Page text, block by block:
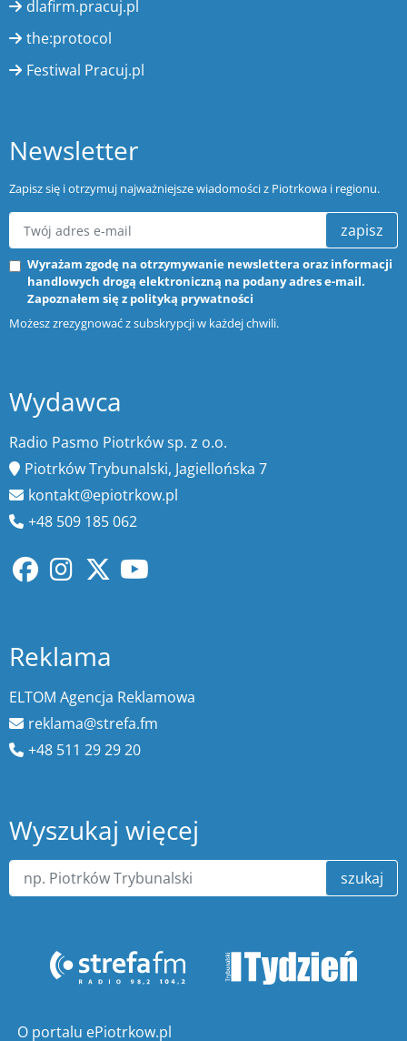
dlafirm.pracuj.pl
the:protocol
Festiwal Pracuj.pl
Newsletter
Zapisz się i otrzymuj najważniejsze wiadomości z Piotrkowa i regionu.
zapisz
Wyrażam zgodę na otrzymywanie newslettera oraz informacji
handlowych drogą elektroniczną na podany adres e-mail.
Zapoznałem się z polityką prywatności
Możesz zrezygnować z subskrypcji w każdej chwili.
Wydawca
Radio Pasmo Piotrków sp. z o.o.
Piotrków Trybunalski, Jagiellońska 7
kontakt@epiotrkow.pl
+48 509 185 062
Reklama
ELTOM Agencja Reklamowa
reklama@strefa.fm
+48 511 29 29 20
Wyszukaj więcej
szukaj
O portalu ePiotrkow.pl